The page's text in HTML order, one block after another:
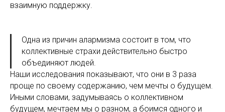
взаимную поддержку.
Одна из причин алармизма состоит в том, что
коллективные страхи действительно быстро
объединяют людей.
Наши исследования показывают, что они в 3 раза
проще по своему содержанию, чем мечты о будущем.
Иными словами, задумываясь о коллективном
будущем, мечтаем мы о разном, а боимся одного и